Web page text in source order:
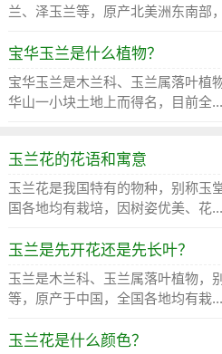
兰、泽玉兰等，原产北美洲东南部
宝华玉兰是什么植物？
宝华玉兰是木兰科、玉兰属落叶植
华山一小块土地上而得名，目前全...
玉兰花的花语和寓意
玉兰花是我国特有的物种，别称玉
国各地均有栽培，因树姿优美、花...
玉兰是先开花还是先长叶？
玉兰是木兰科、玉兰属落叶植物，
等，原产于中国，全国各地均有栽...
玉兰花是什么颜色？